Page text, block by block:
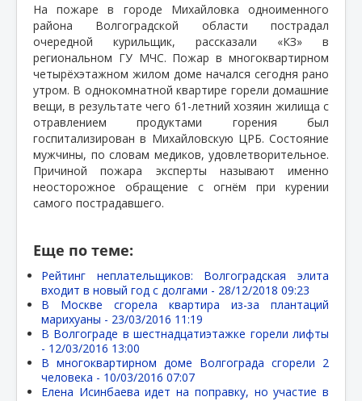
На пожаре в городе Михайловка одноименного
района Волгоградской области пострадал
очередной курильщик, рассказали «КЗ» в
региональном ГУ МЧС. Пожар в многоквартирном
четырёхэтажном жилом доме начался сегодня рано
утром. В однокомнатной квартире горели домашние
вещи, в результате чего 61-летний хозяин жилища с
отравлением продуктами горения был
госпитализирован в Михайловскую ЦРБ. Состояние
мужчины, по словам медиков, удовлетворительное.
Причиной пожара эксперты называют именно
неосторожное обращение с огнём при курении
самого пострадавшего.
Еще по теме:
Рейтинг неплательщиков: Волгоградская элита
входит в новый год с долгами - 28/12/2018 09:23
В Москве сгорела квартира из-за плантаций
марихуаны - 23/03/2016 11:19
В Волгограде в шестнадцатиэтажке горели лифты
- 12/03/2016 13:00
В многоквартирном доме Волгограда сгорели 2
человека - 10/03/2016 07:07
Елена Исинбаева идет на поправку, но участие в